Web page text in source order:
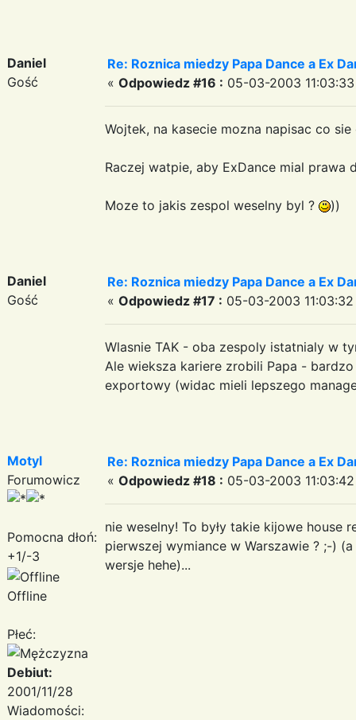
Daniel
Gość
Re: Roznica miedzy Papa Dance a Ex
« Odpowiedz #16 : 05-03-2003
Wojtek, na kasecie mozna napisac co
Raczej watpie, aby ExDance mial prawa
Moze to jakis zespol weselny byl ? ))
Daniel
Gość
Re: Roznica miedzy Papa Dance a Ex
« Odpowiedz #17 : 05-03-2003
Wlasnie TAK - oba zespoly istatnialy w
Ale wieksza kariere zrobili Papa -
exportowy (widac mieli lepszego
Motyl
Forumowicz
Pomocna dłoń:
+1/-3
Offline
Płeć:
Debiut:
2001/11/28
Wiadomości:
Re: Roznica miedzy Papa Dance a Ex
« Odpowiedz #18 : 05-03-2003
nie weselny! To były takie kijowe house
pierwszej wymiance w Warszawie ? ;-)
wersje hehe)...